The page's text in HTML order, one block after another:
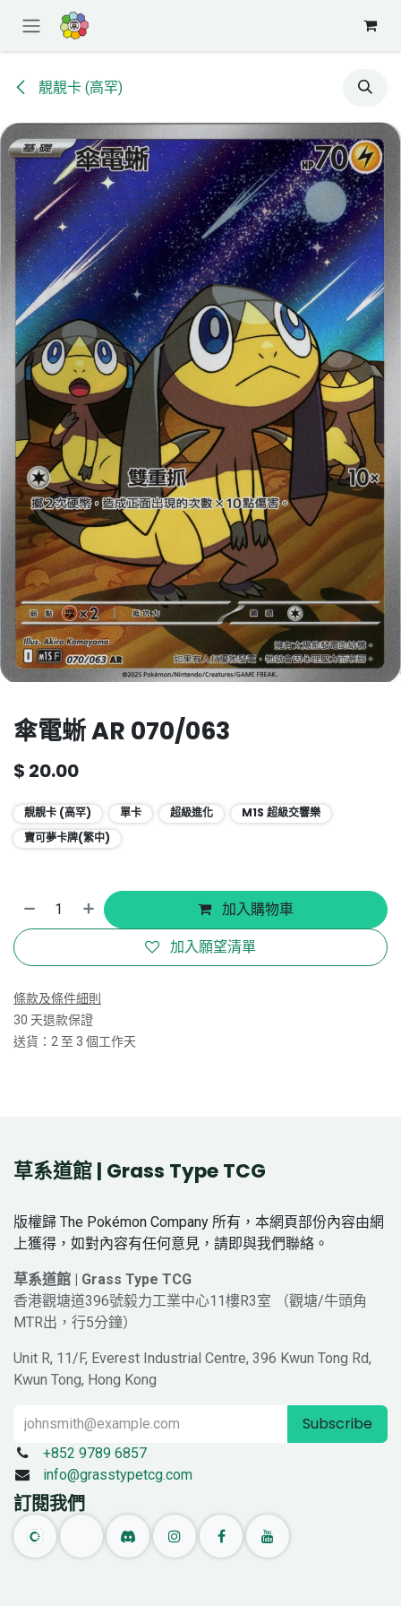
靚靚卡 (高罕)
傘電蜥 AR 070/063
$ 20.00
靚靚卡 (高罕) 單卡 超級進化
M1S 超級交響樂
寶可夢卡牌(繁中)
加入購物車
加入願望清單
條款及條件細則
30 天退款保證
送貨：2 至 3 個工作天
草系道館 | Grass Type TCG
版權歸 The Pokémon Company 所有，本網頁部份內容由網
上獲得，如對內容有任何意見，請即與我們聯絡。
草系道館 | Grass Type TCG
香港觀塘道396號毅力工業中心11樓R3室 （觀塘/牛頭角
MTR出，行5分鐘）
Unit R, 11/F, Everest Industrial Centre, 396 Kwun Tong Rd,
Kwun Tong, Hong Kong
Subscribe
+852 9789 6857
info@grasstypetcg.com
訂閱我們